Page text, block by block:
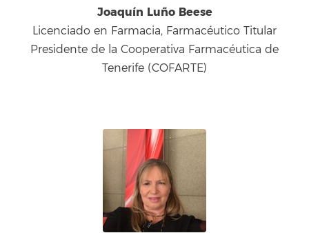
Joaquín Luño Beese
Licenciado en Farmacia, Farmacéutico Titular
Presidente de la Cooperativa Farmacéutica de
Tenerife (COFARTE)